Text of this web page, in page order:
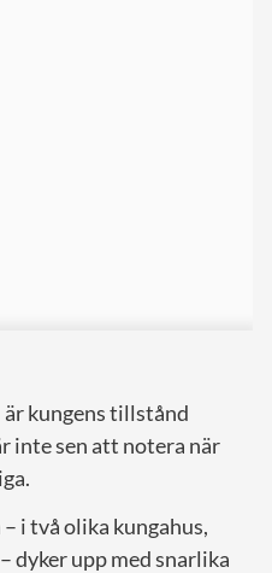
kungens tillstånd
inte sen att notera när
i två olika kungahus,
dyker upp med snarlika